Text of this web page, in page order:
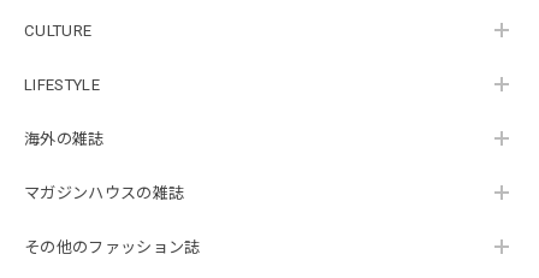
CULTURE
LIFESTYLE
海外の雑誌
マガジンハウスの雑誌
その他のファッション誌